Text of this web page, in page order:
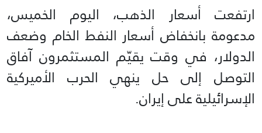
ارتفعت أسعار الذهب، اليوم الخميس،
مدعومة بانخفاض أسعار النفط الخام وضعف
الدولار، في وقت يقيّم المستثمرون آفاق
التوصل ‌إلى حل ينهي الحرب الأميركية
الإسرائيلية على إيران.